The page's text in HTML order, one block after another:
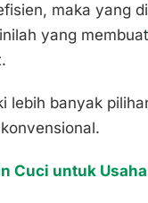
maka yang
yang membuat
lebih banyak
Cuci untuk